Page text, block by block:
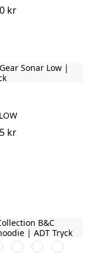
kr
kr
Royal
Blue
Heather
Grey
Pumpkin
Orange